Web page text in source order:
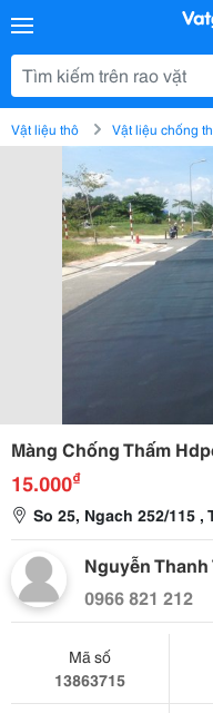
Vật liệu thô Vật liệu chống
Màng Chống Thấm
15.000₫
So 25, Ngach 252/115 ,
Nguyễn Thanh
0966 821 212
Mã số
13863715